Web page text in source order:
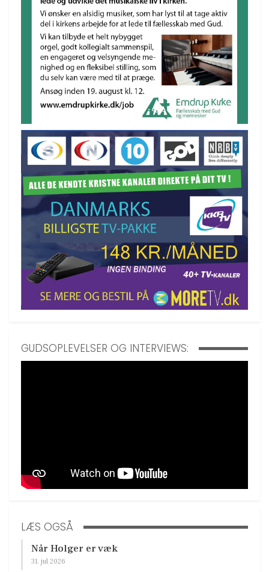
GUDSOPLEVELSER OG INTERVIEWS:
LÆS OGSÅ
Når Holger er væk
31. jul 2026